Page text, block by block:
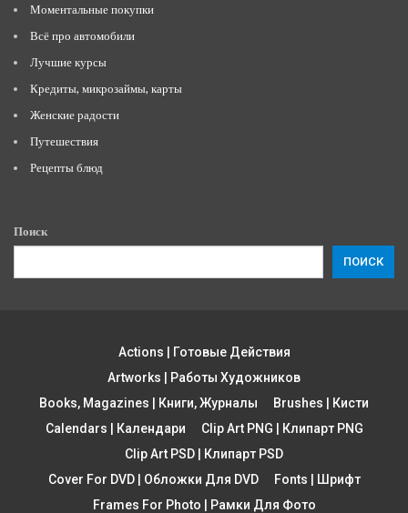
Моментальные покупки
Всё про автомобили
Лучшие курсы
Кредиты, микрозаймы, карты
Женские радости
Путешествия
Рецепты блюд
Поиск
ПОИСК
Actions | Готовые Действия
Artworks | Работы Художников
Books, Magazines | Книги, Журналы
Brushes | Кисти
Calendars | Календари
Clip Art PNG | Клипарт PNG
Clip Art PSD | Клипарт PSD
Cover For DVD | Обложки Для DVD
Fonts | Шрифт
Frames For Photo | Рамки Для Фото